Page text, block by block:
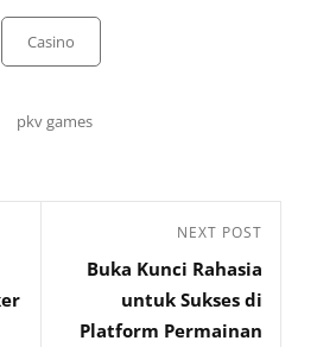
Categories
Casino
Tags,
pkv games
Post
NEXT POST
Buka Kunci Rahasia
untuk Sukses di
Platform Permainan